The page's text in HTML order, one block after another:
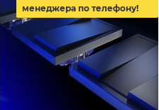
менеджера по телефону!